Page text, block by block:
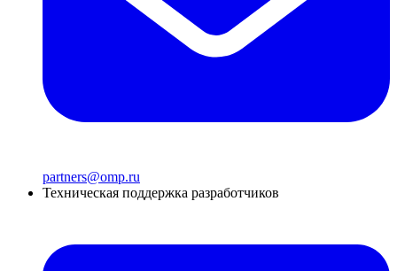
partners@omp.ru
Техническая поддержка разработчиков